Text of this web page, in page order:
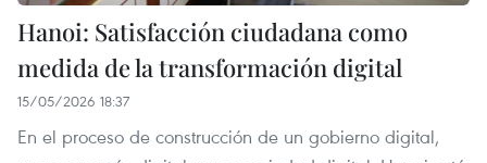
Hanoi: Satisfacción ciudadana como
medida de la transformación digital
15/05/2026 18:37
En el proceso de construcción de un gobierno digital,